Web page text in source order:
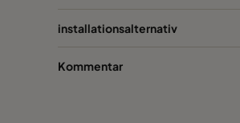
installationsalternativ
Kommentar